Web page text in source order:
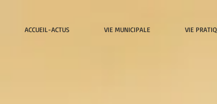
ACCUEIL-ACTUS VIE MUNICIPALE VIE